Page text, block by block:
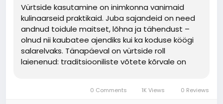
Vürtside kasutamine on inimkonna vanimaid
kulinaarseid praktikaid. Juba sajandeid on need
andnud toidule maitset, lõhna ja tähendust –
olnud nii kaubatee ajendiks kui ka koduse köögi
salarelvaks. Tänapäeval on vürtside roll
laienenud: traditsiooniliste võtete kõrvale on
0 Comments 1K Views 0 Reviews